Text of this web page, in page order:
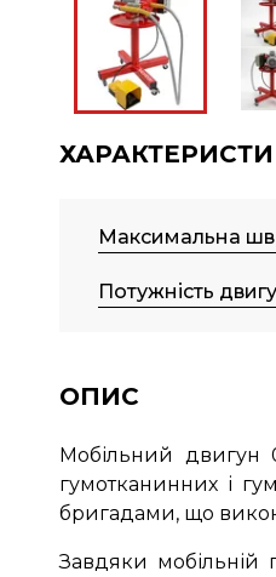
Максимальна
Потужність
ОПИС
Мобільний двигун
гумотканинних і
бригадами, що
Завдяки мобільній